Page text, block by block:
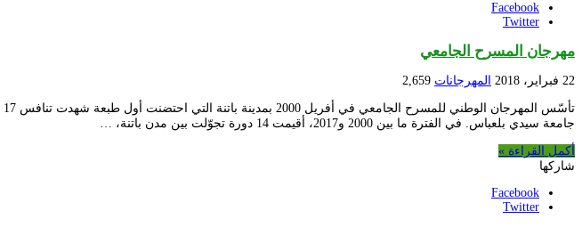
Facebook
Twitter
مهرجان المسرح الجامعي
22 فبراير، 2018 المهرجانات 2,659
جامعة سيدي بلعباس. في الفترة ما بين 2000 و2017، أقيمت 14 دورة تجوّلت بين مدن باتنة، …
أكمل القراءة »
شاركها
Facebook
Twitter